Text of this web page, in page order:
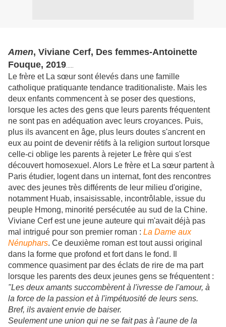
Amen, Viviane Cerf, Des femmes-Antoinette
Fouque, 2019
Le frère et La sœur sont élevés dans une famille
catholique pratiquante tendance traditionaliste. Mais les
deux enfants commencent à se poser des questions,
lorsque les actes des gens que leurs parents fréquentent
ne sont pas en adéquation avec leurs croyances. Puis,
plus ils avancent en âge, plus leurs doutes s'ancrent en
eux au point de devenir rétifs à la religion surtout lorsque
celle-ci oblige les parents à rejeter Le frère qui s'est
découvert homosexuel. Alors Le frère et La sœur partent à
Paris étudier, logent dans un internat, font des rencontres
avec des jeunes très différents de leur milieu d'origine,
notamment Huab, insaisissable, incontrôlable, issue du
peuple Hmong, minorité persécutée au sud de la Chine.
Viviane Cerf est une jeune auteure qui m'avait déjà pas
mal intrigué pour son premier roman : La Dame aux
Nénuphars. Ce deuxième roman est tout aussi original
dans la forme que profond et fort dans le fond. Il
commence quasiment par des éclats de rire de ma part
lorsque les parents des deux jeunes gens se fréquentent :
"Les deux amants succombèrent à l'ivresse de l'amour, à
la force de la passion et à l'impétuosité de leurs sens.
Bref, ils avaient envie de baiser.
Seulement une union qui ne se fait pas à l'aune de la